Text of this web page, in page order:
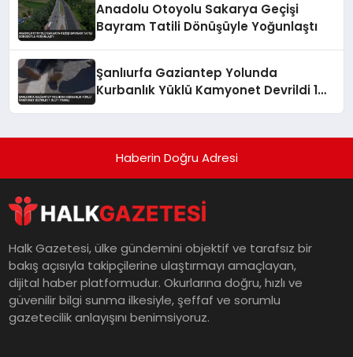
Anadolu Otoyolu Sakarya Geçişi
Bayram Tatili Dönüşüyle Yoğunlaştı
Şanlıurfa Gaziantep Yolunda
Kurbanlık Yüklü Kamyonet Devrildi 1
Haberin Doğru Adresi
Halk Gazetesi, ülke gündemini objektif ve tarafsız bir
bakış açısıyla takipçilerine ulaştırmayı amaçlayan,
dijital haber platformudur. Okurlarına doğru, hızlı ve
güvenilir bilgi sunma ilkesiyle, şeffaf ve sorumlu
gazetecilik anlayışını benimsiyoruz.